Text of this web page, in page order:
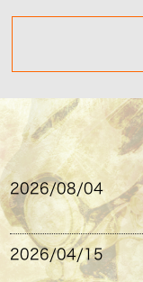
2026/08/04
2026/04/15